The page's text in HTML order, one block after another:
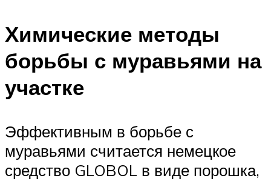
Химические методы
борьбы с муравьями на
участке
Эффективным в борьбе с
муравьями считается немецкое
средство GLOBOL в виде порошка,